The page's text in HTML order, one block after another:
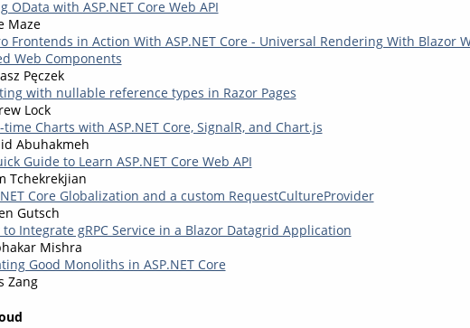
OData with ASP.NET Core Web API
Maze
Frontends in Action With ASP.NET Core - Universal Rendering With Blazor
Web Components
Pęczek
with nullable reference types in Razor Pages
Lock
time Charts with ASP.NET Core, SignalR, and Chart.js
Abuhakmeh
Guide to Learn ASP.NET Core Web API
Tchekrekjian
Core Globalization and a custom RequestCultureProvider
Gutsch
to Integrate gRPC Service in a Blazor Datagrid Application
Mishra
Good Monoliths in ASP.NET Core
Zang